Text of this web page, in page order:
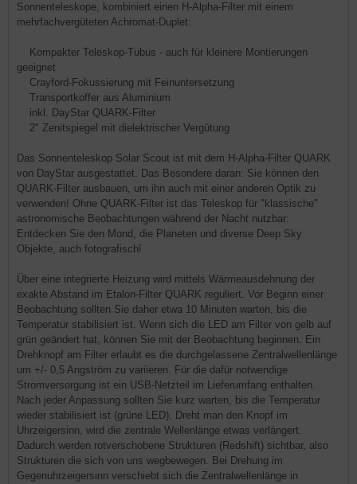
Sonnenteleskope, kombiniert einen H-Alpha-Filter mit einem
mehrfachvergüteten Achromat-Duplet:
Kompakter Teleskop-Tubus - auch für kleinere Montierungen
geeignet
Crayford-Fokussierung mit Feinuntersetzung
Transportkoffer aus Aluminium
inkl. DayStar QUARK-Filter
2" Zenitspiegel mit dielektrischer Vergütung
Das Sonnenteleskop Solar Scout ist mit dem H-Alpha-Filter QUARK
von DayStar ausgestattet. Das Besondere daran: Sie können den
QUARK-Filter ausbauen, um ihn auch mit einer anderen Optik zu
verwenden! Ohne QUARK-Filter ist das Teleskop für "klassische"
astronomische Beobachtungen während der Nacht nutzbar:
Entdecken Sie den Mond, die Planeten und diverse Deep Sky
Objekte, auch fotografisch!
Über eine integrierte Heizung wird mittels Wärmeausdehnung der
exakte Abstand im Etalon-Filter QUARK reguliert. Vor Beginn einer
Beobachtung sollten Sie daher etwa 10 Minuten warten, bis die
Temperatur stabilisiert ist. Wenn sich die LED am Filter von gelb auf
grün geändert hat, können Sie mit der Beobachtung beginnen. Ein
Drehknopf am Filter erlaubt es die durchgelassene Zentralwellenlänge
um +/- 0,5 Angström zu variieren. Für die dafür notwendige
Stromversorgung ist ein USB-Netzteil im Lieferumfang enthalten.
Nach jeder Anpassung sollten Sie kurz warten, bis die Temperatur
wieder stabilisiert ist (grüne LED). Dreht man den Knopf im
Uhrzeigersinn, wird die zentrale Wellenlänge etwas verlängert.
Dadurch werden rotverschobene Strukturen (Redshift) sichtbar, also
Strukturen die sich von uns wegbewegen. Bei Drehung im
Gegenuhrzeigersinn verschiebt sich die Zentralwellenlänge in